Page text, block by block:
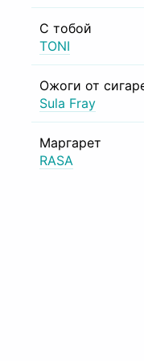
С тобой
TONI
Ожоги от
Sula Fray
Маргарет
RASA